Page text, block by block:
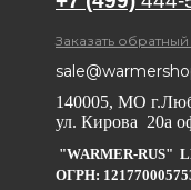
Заказать
140005, МО
ул. Кирова 20а
"WARMER-RUS"
ОГРН: